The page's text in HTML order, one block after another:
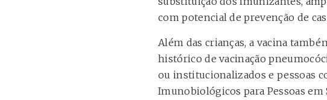
com potencial de prevenção de
Além das crianças, a vacina
histórico de vacinação
ou institucionalizados e pessoas
Imunobiológicos para Pessoas em